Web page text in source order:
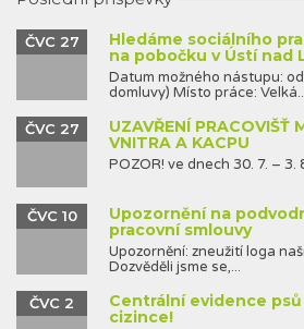
Hledáme sociálního
na pobočku v Ústí nad
ČVC 27
Datum možného nástupu:
domluvy) Místo práce:
UZAVŘENÍ PRACOVIŠŤ
VNITRA A KACPU
ČVC 27
POZOR! ve dnech 30. 7. – 3.
Upozornění na
pracovní smlouvy
ČVC 10
Upozornění: zneužití loga
Dozvěděli jsme se,...
Centrální evidence psů
cizince!
ČVC 2